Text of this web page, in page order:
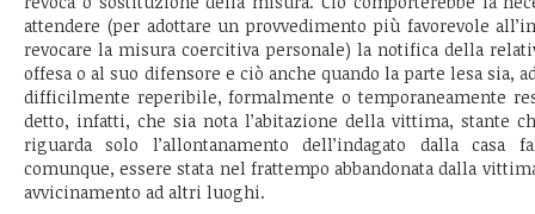
attendere (per adottare un provvedimento più favorevole
revocare la misura coercitiva personale) la notifica della
offesa o al suo difensore e ciò anche quando la parte lesa sia,
difficilmente reperibile, formalmente o temporaneamente
detto, infatti, che sia nota l’abitazione della vittima, stante
riguarda solo l’allontanamento dell’indagato dalla casa
comunque, essere stata nel frattempo abbandonata dalla
avvicinamento ad altri luoghi.